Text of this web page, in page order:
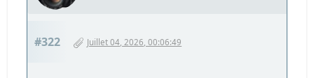
#322 Juillet 04, 2026, 00:06:49